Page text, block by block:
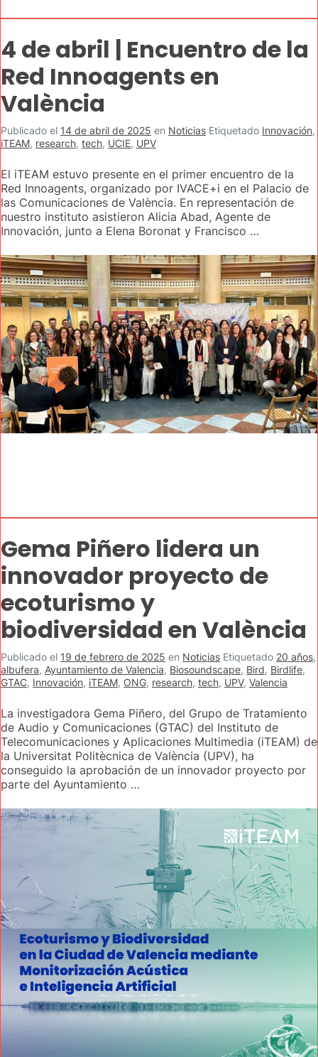
4 de abril | Encuentro de la
Red Innoagents en
València
Publicado el 14 de abril de 2025 en Noticias Etiquetado Innovación,
iTEAM, research, tech, UCIE, UPV
El iTEAM estuvo presente en el primer encuentro de la
Red Innoagents, organizado por IVACE+i en el Palacio de
las Comunicaciones de València. En representación de
nuestro instituto asistieron Alicia Abad, Agente de
Innovación, junto a Elena Boronat y Francisco …
Gema Piñero lidera un
innovador proyecto de
ecoturismo y
biodiversidad en València
Publicado el 19 de febrero de 2025 en Noticias Etiquetado 20 años,
albufera, Ayuntamiento de Valencia, Biosoundscape, Bird, Birdlife,
GTAC, Innovación, iTEAM, ONG, research, tech, UPV, Valencia
La investigadora Gema Piñero, del Grupo de Tratamiento
de Audio y Comunicaciones (GTAC) del Instituto de
Telecomunicaciones y Aplicaciones Multimedia (iTEAM) de
la Universitat Politècnica de València (UPV), ha
conseguido la aprobación de un innovador proyecto por
parte del Ayuntamiento …